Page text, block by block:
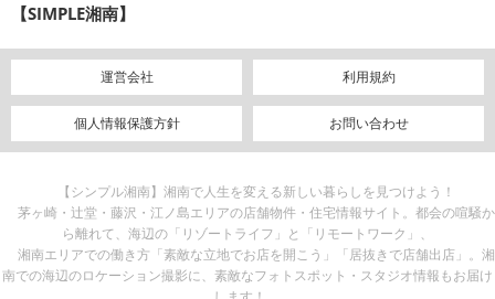
【SIMPLE湘南】
運営会社 利用規約
個人情報保護方針 お問い合わせ
【シンプル湘南】湘南で人生を変える新しい暮らしを見つけよう！
茅ヶ崎・辻堂・藤沢・江ノ島エリアの店舗物件・住宅情報サイト。都会の喧騒か
ら離れて、海辺の「リゾートライフ」と「リモートワーク」、
湘南エリアでの働き方「素敵な立地でお店を開こう」「居抜きで店舗出店」。湘
南での海辺のロケーション撮影に、素敵なフォトスポット・スタジオ情報もお届け